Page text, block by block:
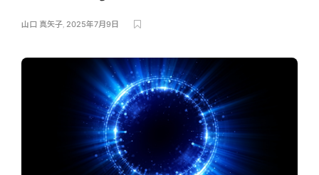
山口 真矢子, 2025年7月9日